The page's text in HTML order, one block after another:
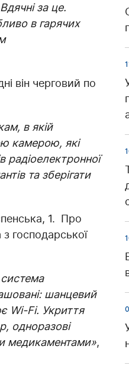
за це.
в гарячих
він черговий по
в якій
камерою, які
радіоелектронної
та зберігати
1. Про
господарської
шанцевий
Wi-Fi. Укриття
одноразові
медикаментами»,